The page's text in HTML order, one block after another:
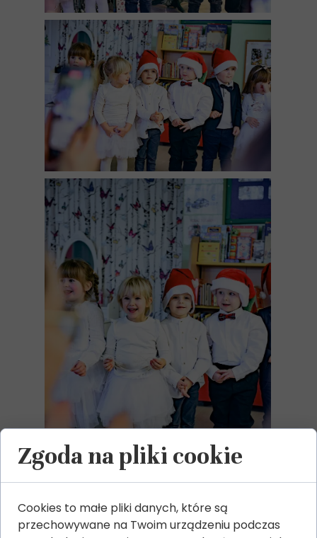
Zgoda na pliki cookie
Cookies to małe pliki danych, które są
przechowywane na Twoim urządzeniu podczas